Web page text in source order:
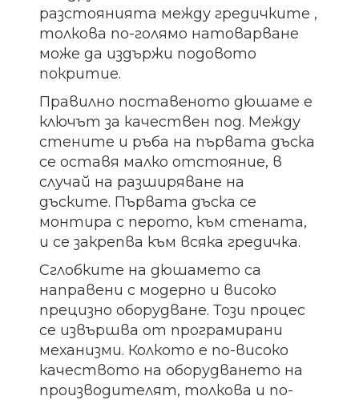
разстоянията между гредичките ,
толкова по-голямо натоварване
може да издържи подовото
покритие.
Правилно поставеното дюшаме е
ключът за качествен под. Между
стените и ръба на първата дъска
се оставя малко отстояние, в
случай на разширяване на
дъските. Първата дъска се
монтира с перото, към стената,
и се закрепва към всяка гредичка.
Сглобките на дюшамето са
направени с модерно и високо
прецизно оборудване. Този процес
се извършва от програмирани
механизми. Колкото е по-високо
качеството на оборудването на
производителят, толкова и по-